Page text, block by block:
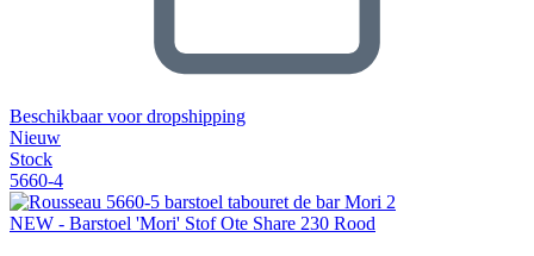
Beschikbaar voor dropshipping
Nieuw
Stock
5660-4
NEW - Barstoel 'Mori' Stof Ote Share 230 Rood